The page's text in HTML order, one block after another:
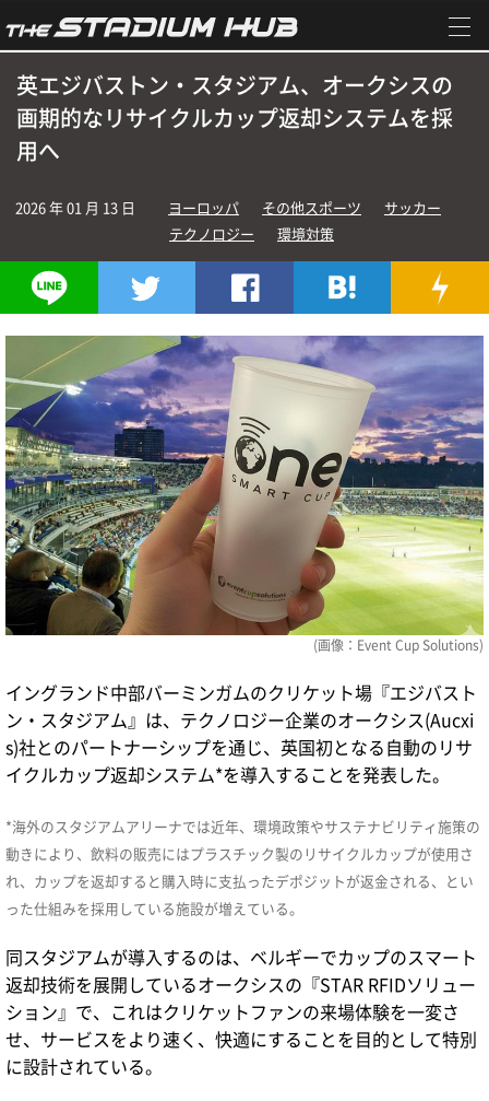
英エジバストン・スタジアム、オークシスの
画期的なリサイクルカップ返却システムを採
用へ
2026 年 01 月 13 日 ヨーロッパ その他スポーツ
サッカー
テクノロジー
環境対策
(画像：Event Cup Solutions)
イングランド中部バーミンガムのクリケット場『エジバスト
ン・スタジアム』は、テクノロジー企業のオークシス(Aucxi
s)社とのパートナーシップを通じ、英国初となる自動のリサ
イクルカップ返却システム*を導入することを発表した。
*海外のスタジアムアリーナでは近年、環境政策やサステナビリティ施策の
動きにより、飲料の販売にはプラスチック製のリサイクルカップが使用さ
れ、カップを返却すると購入時に支払ったデポジットが返金される、とい
った仕組みを採用している施設が増えている。
同スタジアムが導入するのは、ベルギーでカップのスマート
返却技術を展開しているオークシスの『STAR RFIDソリュー
ション』で、これはクリケットファンの来場体験を一変さ
せ、サービスをより速く、快適にすることを目的として特別
に設計されている。